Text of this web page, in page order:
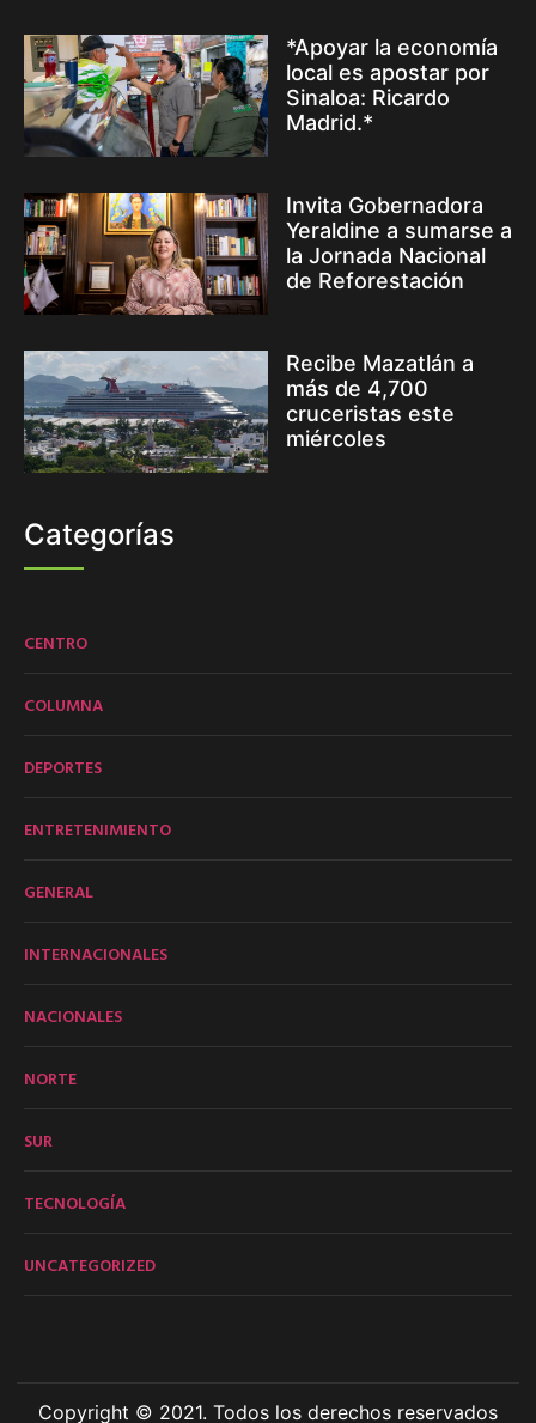
*Apoyar la economía
local es apostar por
Sinaloa: Ricardo
Madrid.*
Invita Gobernadora
Yeraldine a sumarse a
la Jornada Nacional
de Reforestación
Recibe Mazatlán a
más de 4,700
cruceristas este
miércoles
Categorías
CENTRO
COLUMNA
DEPORTES
ENTRETENIMIENTO
GENERAL
INTERNACIONALES
NACIONALES
NORTE
SUR
TECNOLOGÍA
UNCATEGORIZED
Copyright © 2021. Todos los derechos reservados